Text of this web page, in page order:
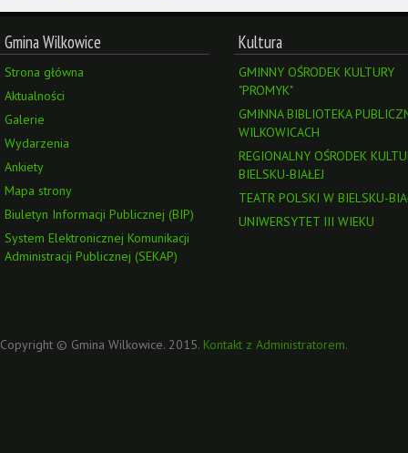
Gmina Wilkowice
Strona główna
Aktualności
Galerie
Wydarzenia
Ankiety
Mapa strony
Biuletyn Informacji Publicznej (BIP)
System Elektronicznej Komunikacji
Administracji Publicznej (SEKAP)
Kultura
GMINNY OŚRODEK KULTURY
"PROMYK"
GMINNA BIBLIOTEKA
WILKOWICACH
REGIONALNY OŚRODEK
BIELSKU-BIAŁEJ
TEATR POLSKI W BIELSKU-
UNIWERSYTET III WIEKU
Copyright © Gmina Wilkowice. 2015. Kontakt z Administratorem.